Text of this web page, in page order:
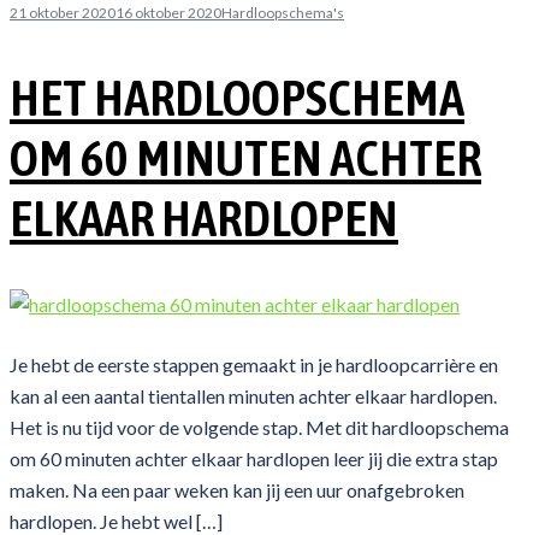
21 oktober 202016 oktober 2020Hardloopschema's
HET HARDLOOPSCHEMA
OM 60 MINUTEN ACHTER
ELKAAR HARDLOPEN
Je hebt de eerste stappen gemaakt in je hardloopcarrière en
kan al een aantal tientallen minuten achter elkaar hardlopen.
Het is nu tijd voor de volgende stap. Met dit hardloopschema
om 60 minuten achter elkaar hardlopen leer jij die extra stap
maken. Na een paar weken kan jij een uur onafgebroken
hardlopen. Je hebt wel […]